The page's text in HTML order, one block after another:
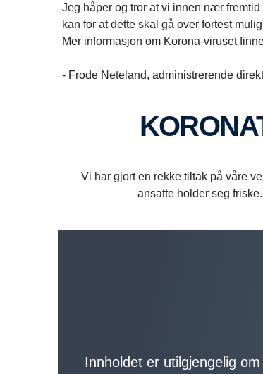
Jeg håper og tror at vi innen nær
kan for at dette skal gå over fortest
Mer informasjon om Korona-viruset
- Frode Neteland, administrerende
Vi har gjort en rekke tiltak på våre
ansatte holder seg
Innholdet er utilgjengelig